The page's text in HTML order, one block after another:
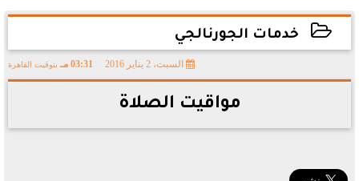
خدمات الجورنالجي
السبت، 2 يناير 2016 03:31 مـ بتوقيت القاهرة
مواقيت الصلاة